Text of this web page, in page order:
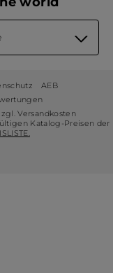
AEB
Versandkosten
Katalog-Preisen der